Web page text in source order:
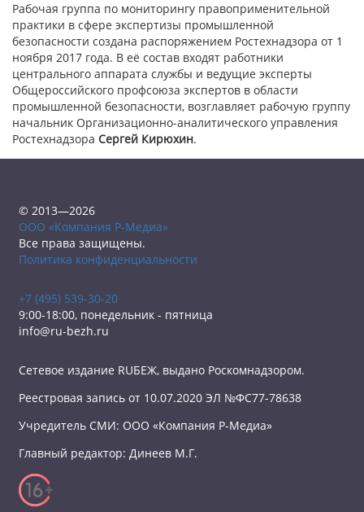
Рабочая группа по мониторингу правоприменительной
практики в сфере экспертизы промышленной
безопасности создана распоряжением Ростехнадзора от 1
ноября 2017 года. В её состав входят работники
центрального аппарата службы и ведущие эксперты
Общероссийского профсоюза экспертов в области
промышленной безопасности, возглавляет рабочую группу
начальник Организационно-аналитического управления
Ростехнадзора Сергей Кирюхин.
© 2013—2026
ООО «Компания Р-Медиа»
Все права защищены.
Политика конфиденциальности
+7 (495) 539-30-20
9:00-18:00, понедельник - пятница
info@ru-bezh.ru
Сетевое издание RUБЕЖ, выдано Роскомнадзором.
Реестровая запись от 10.07.2020 ЭЛ №ФС77-78638
Учредитель СМИ: ООО «Компания Р-Медиа»
Главный редактор: Динеев М.Г.